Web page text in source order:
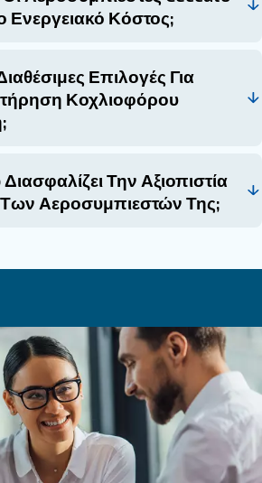
αεροσυμπιεστή
της μεγάλης
αυτών των βασικών
συντήρησης και
μπορούν να
ζωτικής σημασίας πτυχή της
από τους ειδικούς μας!